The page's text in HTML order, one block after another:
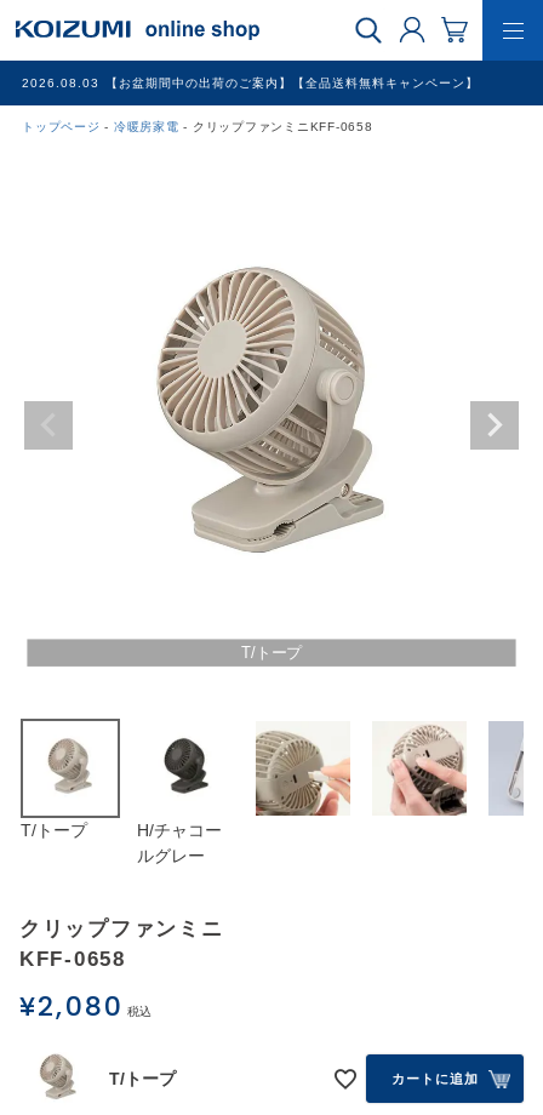
2026.08.03 【お盆期間中の出荷のご案内】【全品送料無料キャンペーン】
トップページ 冷暖房家電 クリップファンミニKFF-0658
冷暖房家電
ブログ
お問い合わせ
T/トープ
T/トープ
H/チャコー
ルグレー
クリップファンミニ
KFF-0658
¥2,080 税込
T/トープ カートに追加